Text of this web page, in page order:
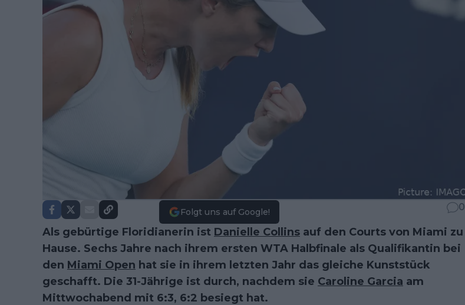
Folgt uns auf Google! 0
Als gebürtige Floridianerin ist Danielle Collins auf den Courts von Miami zu
Hause. Sechs Jahre nach ihrem ersten WTA Halbfinale als Qualifikantin bei
den Miami Open hat sie in ihrem letzten Jahr das gleiche Kunststück
geschafft. Die 31-Jährige ist durch, nachdem sie Caroline Garcia am
Mittwochabend mit 6:3, 6:2 besiegt hat.